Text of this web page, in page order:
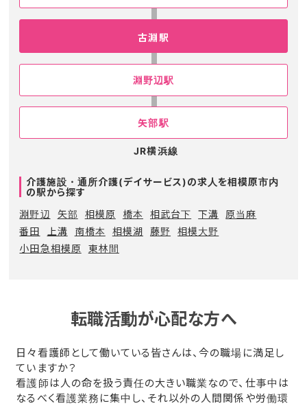
古淵駅
淵野辺駅
矢部駅
JR横浜線
介護施設・通所介護(デイサービス)の求人を相模原市内
の駅から探す
淵野辺
矢部 相模原 橋本 相武台下 下溝
原当麻
番田
上溝 南橋本 相模湖 藤野
相模大野
小田急相模原
東林間
転職活動が心配な方へ
日々看護師として働いている皆さんは、今の職場に満足し
ていますか？
看護師は人の命を扱う責任の大きい職業なので、仕事中は
なるべく看護業務に集中し、それ以外の人間関係や労働環